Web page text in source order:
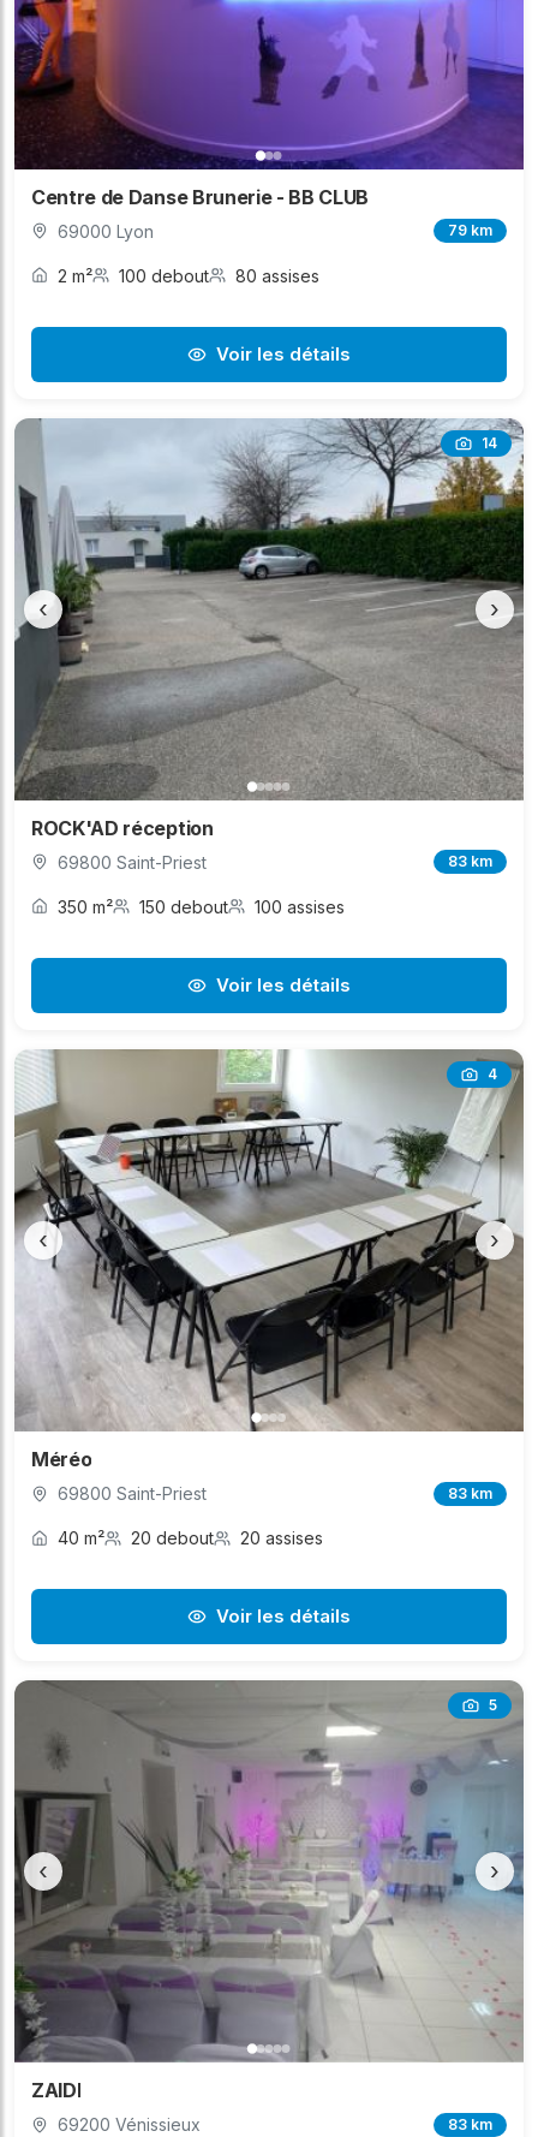
Centre de Danse Brunerie - BB CLUB
69000 Lyon 79 km
2 m² 100 debout 80 assises
Voir les détails
14
‹ ›
ROCK'AD réception
69800 Saint-Priest 83 km
350 m² 150 debout 100 assises
Voir les détails
4
‹ ›
Méréo
69800 Saint-Priest 83 km
40 m² 20 debout 20 assises
Voir les détails
5
‹ ›
ZAIDI
69200 Vénissieux 83 km